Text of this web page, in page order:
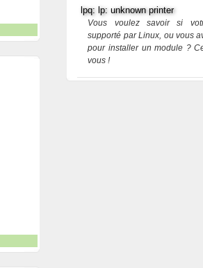
lpq: lp: unknown printer
Vous voulez savoir si
supporté par Linux, ou vous
pour installer un module ?
vous !